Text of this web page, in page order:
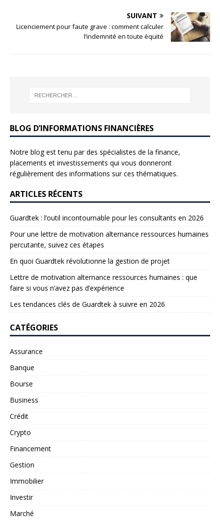
SUIVANT
Licenciement pour faute grave : comment calculer
l’indemnité en toute équité
BLOG D’INFORMATIONS FINANCIÈRES
Notre blog est tenu par des spécialistes de la finance,
placements et investissements qui vous donneront
régulièrement des informations sur ces thématiques.
ARTICLES RÉCENTS
Guardtek : l’outil incontournable pour les consultants en 2026
Pour une lettre de motivation alternance ressources humaines
percutante, suivez ces étapes
En quoi Guardtek révolutionne la gestion de projet
Lettre de motivation alternance ressources humaines : que
faire si vous n’avez pas d’expérience
Les tendances clés de Guardtek à suivre en 2026
CATÉGORIES
Assurance
Banque
Bourse
Business
Crédit
Crypto
Financement
Gestion
Immobilier
Investir
Marché